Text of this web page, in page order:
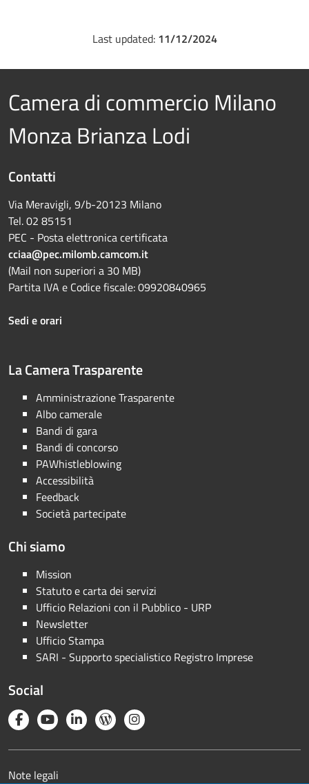
Last updated: 11/12/2024
Camera di commercio Milano
Monza Brianza Lodi
Contatti
Via Meravigli, 9/b-20123 Milano
Tel. 02 85151
PEC - Posta elettronica certificata
cciaa@pec.milomb.camcom.it
(Mail non superiori a 30 MB)
Partita IVA e Codice fiscale: 09920840965
Sedi e orari
La Camera Trasparente
Amministrazione Trasparente
Albo camerale
Bandi di gara
Bandi di concorso
PAWhistleblowing
Accessibilità
Feedback
Società partecipate
Chi siamo
Mission
Statuto e carta dei servizi
Ufficio Relazioni con il Pubblico - URP
Newsletter
Ufficio Stampa
SARI - Supporto specialistico Registro Imprese
Social
Note legali